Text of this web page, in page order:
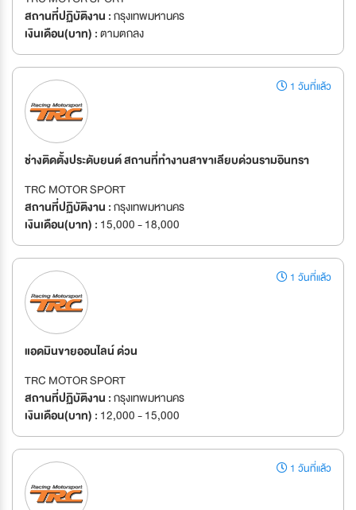
สถานที่ปฏิบัติงาน :กรุงเทพมหานคร
เงินเดือน(บาท) :ตามตกลง
1 วันที่แล้ว
ช่างติดตั้งประดับยนต์ สถานที่ทำงานสาขาเลียบด่วนรามอินทรา
TRC MOTOR SPORT
สถานที่ปฏิบัติงาน :กรุงเทพมหานคร
เงินเดือน(บาท) : 15,000 - 18,000
1 วันที่แล้ว
แอดมินขายออนไลน์ ด่วน
TRC MOTOR SPORT
สถานที่ปฏิบัติงาน :กรุงเทพมหานคร
เงินเดือน(บาท) : 12,000 - 15,000
1 วันที่แล้ว